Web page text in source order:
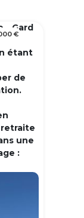
- Gard
étant
de
une
:
€